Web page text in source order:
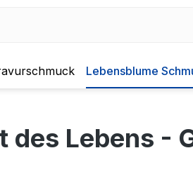
Lebensblume
des Lebens -